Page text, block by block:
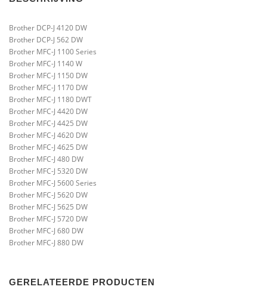
Brother DCP-J 4120 DW
Brother DCP-J 562 DW
Brother MFC-J 1100 Series
Brother MFC-J 1140 W
Brother MFC-J 1150 DW
Brother MFC-J 1170 DW
Brother MFC-J 1180 DWT
Brother MFC-J 4420 DW
Brother MFC-J 4425 DW
Brother MFC-J 4620 DW
Brother MFC-J 4625 DW
Brother MFC-J 480 DW
Brother MFC-J 5320 DW
Brother MFC-J 5600 Series
Brother MFC-J 5620 DW
Brother MFC-J 5625 DW
Brother MFC-J 5720 DW
Brother MFC-J 680 DW
Brother MFC-J 880 DW
GERELATEERDE PRODUCTEN